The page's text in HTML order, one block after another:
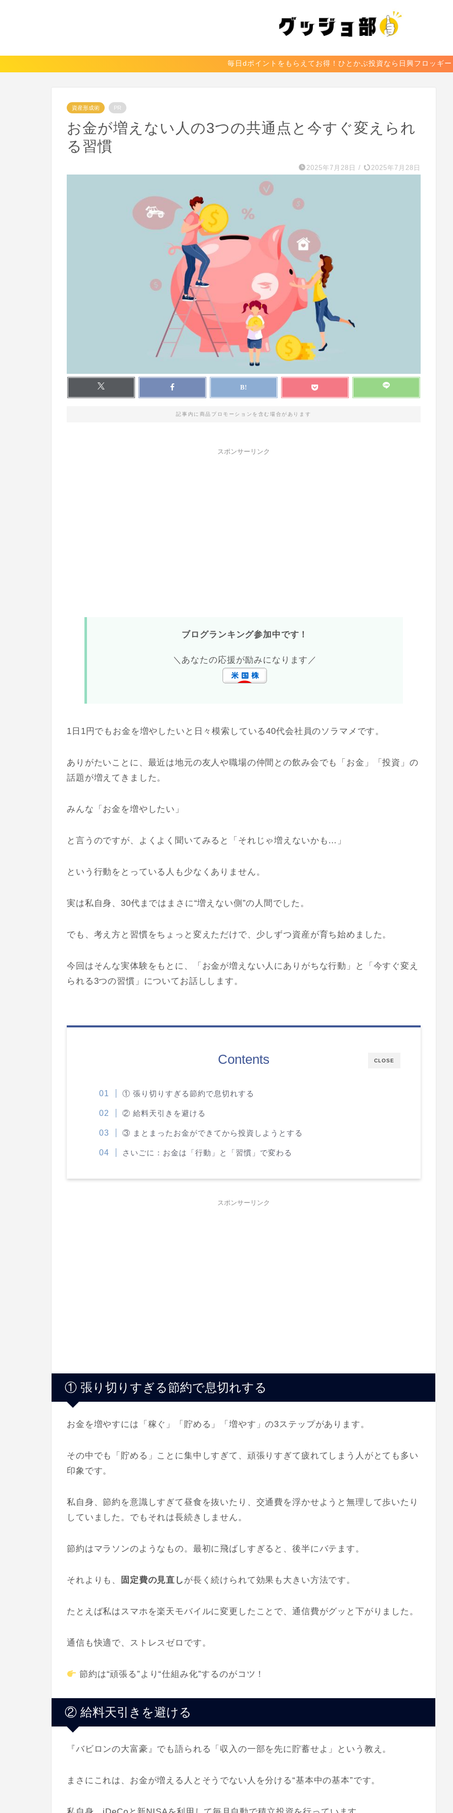
毎日dポイントをもらえてお得！ひとかぶ投資なら日興フロッギー
資産形成術 PR
お金が増えない人の3つの共通点と今すぐ変えられ
る習慣
2025年7月28日 / 2025年7月28日
記事内に商品プロモーションを含む場合があります
スポンサーリンク
ブログランキング参加中です！
＼あなたの応援が励みになります／
1日1円でもお金を増やしたいと日々模索している40代会社員のソラマメです。
ありがたいことに、最近は地元の友人や職場の仲間との飲み会でも「お金」「投資」の
話題が増えてきました。
みんな「お金を増やしたい」
と言うのですが、よくよく聞いてみると「それじゃ増えないかも…」
という行動をとっている人も少なくありません。
実は私自身、30代まではまさに“増えない側”の人間でした。
でも、考え方と習慣をちょっと変えただけで、少しずつ資産が育ち始めました。
今回はそんな実体験をもとに、「お金が増えない人にありがちな行動」と「今すぐ変え
られる3つの習慣」についてお話しします。
CLOSE
Contents
① 張り切りすぎる節約で息切れする
② 給料天引きを避ける
③ まとまったお金ができてから投資しようとする
さいごに：お金は「行動」と「習慣」で変わる
スポンサーリンク
① 張り切りすぎる節約で息切れする
お金を増やすには「稼ぐ」「貯める」「増やす」の3ステップがあります。
その中でも「貯める」ことに集中しすぎて、頑張りすぎて疲れてしまう人がとても多い
印象です。
私自身、節約を意識しすぎて昼食を抜いたり、交通費を浮かせようと無理して歩いたり
していました。でもそれは長続きしません。
節約はマラソンのようなもの。最初に飛ばしすぎると、後半にバテます。
それよりも、 固定費の見直し が長く続けられて効果も大きい方法です。
たとえば私はスマホを楽天モバイルに変更したことで、通信費がグッと下がりました。
通信も快適で、ストレスゼロです。
節約は“頑張る”より“仕組み化”するのがコツ！
② 給料天引きを避ける
『バビロンの大富豪』でも語られる「収入の一部を先に貯蓄せよ」という教え。
まさにこれは、お金が増える人とそうでない人を分ける“基本中の基本”です。